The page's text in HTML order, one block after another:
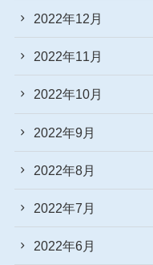
2022年12月
2022年11月
2022年10月
2022年9月
2022年8月
2022年7月
2022年6月